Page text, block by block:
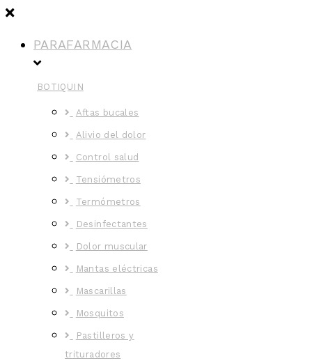
PARAFARMACIA
BOTIQUIN
Aftas bucales
Alivio del dolor
Control salud
Tensiómetros
Termómetros
Desinfectantes
Dolor muscular
Mantas eléctricas
Mascarillas
Mosquitos
Pastilleros y
trituradores